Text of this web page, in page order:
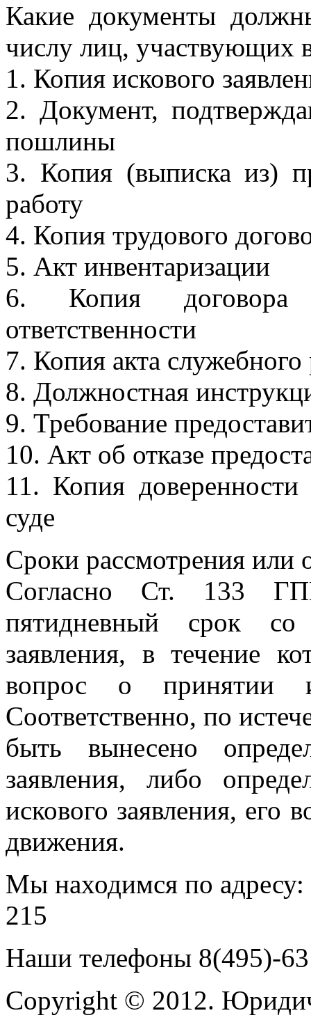
Какие документы
числу лиц, участвующих
1. Копия искового
2. Документ,
пошлины
3. Копия (выписка из)
работу
4. Копия трудового
5. Акт инвентаризации
6. Копия договора
ответственности
7. Копия акта служебного
8. Должностная
9. Требование
10. Акт об отказе
11. Копия доверенности
суде
Сроки рассмотрения или
Согласно Ст. 133
пятидневный срок со
заявления, в течение
вопрос о принятии
Соответственно, по
быть вынесено
заявления, либо
искового заявления, его
движения.
Мы находимся по
215
Наши телефоны 8(495)-
Copyright © 2012.